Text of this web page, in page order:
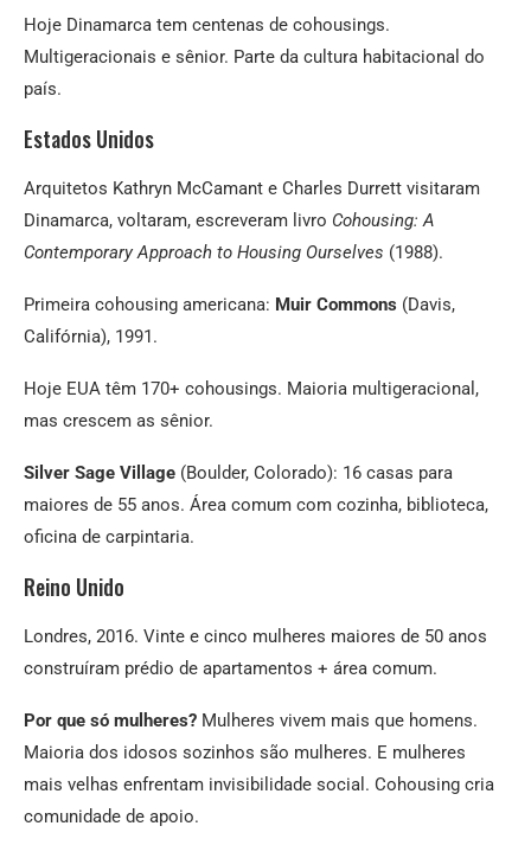
Hoje Dinamarca tem centenas de cohousings.
Multigeracionais e sênior. Parte da cultura habitacional do
país.
Estados Unidos
Arquitetos Kathryn McCamant e Charles Durrett visitaram
Dinamarca, voltaram, escreveram livro Cohousing: A
Contemporary Approach to Housing Ourselves (1988).
Primeira cohousing americana: Muir Commons (Davis,
Califórnia), 1991.
Hoje EUA têm 170+ cohousings. Maioria multigeracional,
mas crescem as sênior.
Silver Sage Village (Boulder, Colorado): 16 casas para
maiores de 55 anos. Área comum com cozinha, biblioteca,
oficina de carpintaria.
Reino Unido
Londres, 2016. Vinte e cinco mulheres maiores de 50 anos
construíram prédio de apartamentos + área comum.
Por que só mulheres? Mulheres vivem mais que homens.
Maioria dos idosos sozinhos são mulheres. E mulheres
mais velhas enfrentam invisibilidade social. Cohousing cria
comunidade de apoio.